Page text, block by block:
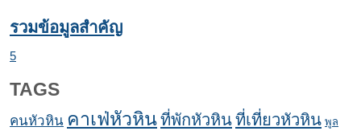
รวมข้อมูลสำคัญ
5
TAGS
คนหัวหิน คาเฟ่หัวหินที่พักหัวหินที่เที่ยวหัวหิน พูล